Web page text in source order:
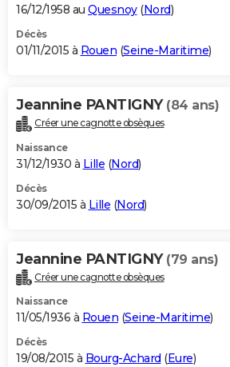
16/12/1958 au Quesnoy(Nord)
Décès
01/11/2015 à Rouen (Seine-Maritime)
Jeannine PANTIGNY (84 ans)
Créer une cagnotte obsèques
Naissance
31/12/1930 à Lille (Nord)
Décès
30/09/2015 à Lille (Nord)
Jeannine PANTIGNY (79 ans)
Créer une cagnotte obsèques
Naissance
11/05/1936 à Rouen (Seine-Maritime)
Décès
19/08/2015 à Bourg-Achard (Eure)